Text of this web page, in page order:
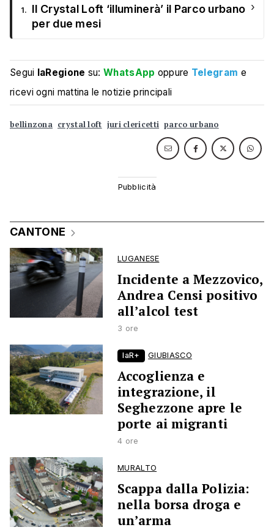
1.
Il Crystal Loft ‘illuminerà’ il Parco urbano
per due mesi
›
Segui laRegione su:WhatsApp oppure Telegram e
ricevi ogni mattina le notizie principali
bellinzona crystal loft juri clericetti parco urbano
CANTONE
LUGANESE
Incidente a Mezzovico,
Andrea Censi positivo
all’alcol test
3 ore
laR+ GIUBIASCO
Accoglienza e
integrazione, il
Seghezzone apre le
porte ai migranti
4 ore
MURALTO
Scappa dalla Polizia:
nella borsa droga e
un’arma